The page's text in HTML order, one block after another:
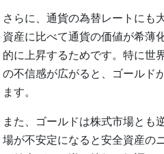
さらに、通貨の為替レートにも
資産に比べて通貨の価値が希薄
的に上昇するためです。特に世
の不信感が広がると、ゴールド
ます。
また、ゴールドは株式市場とも
場が不安定になると安全資産の